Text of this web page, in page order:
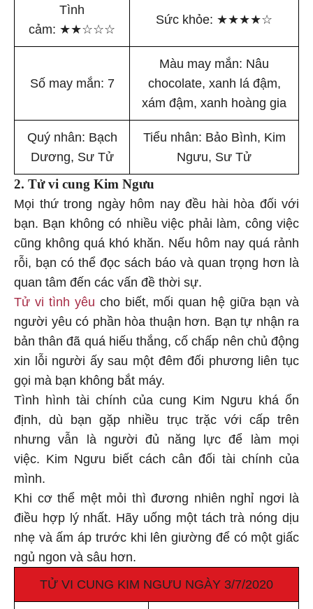
Tình
cảm: ★★☆☆☆
Sức khỏe: ★★★★☆
Số may mắn: 7
Màu may mắn: Nâu
chocolate, xanh lá đậm,
xám đậm, xanh hoàng gia
Quý nhân: Bạch
Dương, Sư Tử
Tiểu nhân: Bảo Bình, Kim
Ngưu, Sư Tử
2. Tử vi cung Kim Ngưu
Mọi thứ trong ngày hôm nay đều hài hòa đối với
bạn. Bạn không có nhiều việc phải làm, công việc
cũng không quá khó khăn. Nếu hôm nay quá rảnh
rỗi, bạn có thể đọc sách báo và quan trọng hơn là
quan tâm đến các vấn đề thời sự.
Tử vi tình yêu cho biết, mối quan hệ giữa bạn và
người yêu có phần hòa thuận hơn. Bạn tự nhận ra
bản thân đã quá hiếu thắng, cố chấp nên chủ động
xin lỗi người ấy sau một đêm đối phương liên tục
gọi mà bạn không bắt máy.
Tình hình tài chính của cung Kim Ngưu khá ổn
định, dù bạn gặp nhiều trục trặc với cấp trên
nhưng vẫn là người đủ năng lực để làm mọi
việc. Kim Ngưu biết cách cân đối tài chính của
mình.
Khi cơ thể mệt mỏi thì đương nhiên nghỉ ngơi là
điều hợp lý nhất. Hãy uống một tách trà nóng dịu
nhẹ và ấm áp trước khi lên giường để có một giấc
ngủ ngon và sâu hơn.
TỬ VI CUNG KIM NGƯU NGÀY 3/7/2020